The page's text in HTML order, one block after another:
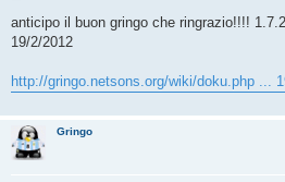
s
a
i
anticipo il buon gringo che ringrazio!!!!
19/2/2012
http://gringo.netsons.org/wiki/doku.php ...
Gringo